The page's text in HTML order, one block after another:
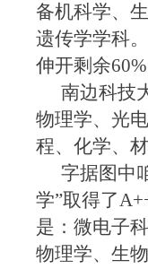
备机科学、
遗传学学科。
伸开剩余60%
南边科技
物理学、光
程、化学、
字据图中
学”取得了
是：微电子
物理学、生